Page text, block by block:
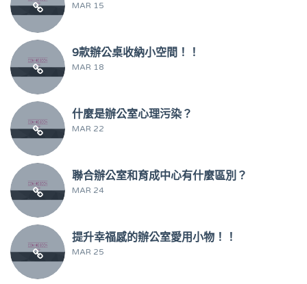
MAR 15
9款辦公桌收納小空間！！
MAR 18
什麼是辦公室心理污染？
MAR 22
聯合辦公室和育成中心有什麼區別？
MAR 24
提升幸福感的辦公室愛用小物！！
MAR 25